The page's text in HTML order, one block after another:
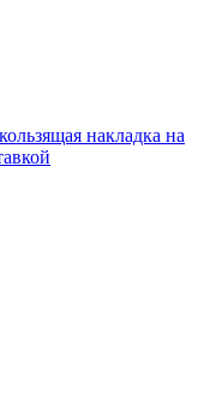
накладка на